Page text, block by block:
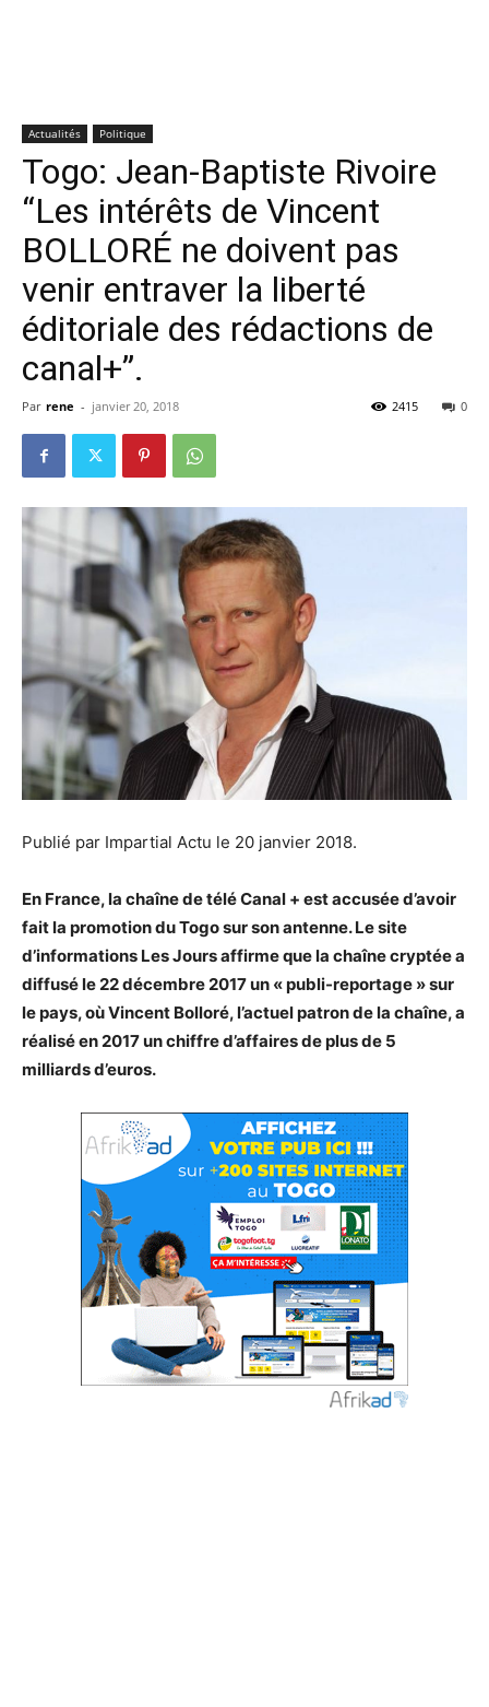
Actualités Politique
Togo: Jean-Baptiste Rivoire
“Les intérêts de Vincent
BOLLORÉ ne doivent pas
venir entraver la liberté
éditoriale des rédactions de
canal+”.
Par rene - janvier 20, 2018 0
2415
Publié par Impartial Actu le 20 janvier 2018.
En France, la chaîne de télé Canal + est accusée d’avoir
fait la promotion du Togo sur son antenne. Le site
d’informations Les Jours affirme que la chaîne cryptée a
diffusé le 22 décembre 2017 un « publi-reportage » sur
le pays, où Vincent Bolloré, l’actuel patron de la chaîne, a
réalisé en 2017 un chiffre d’affaires de plus de 5
milliards d’euros.